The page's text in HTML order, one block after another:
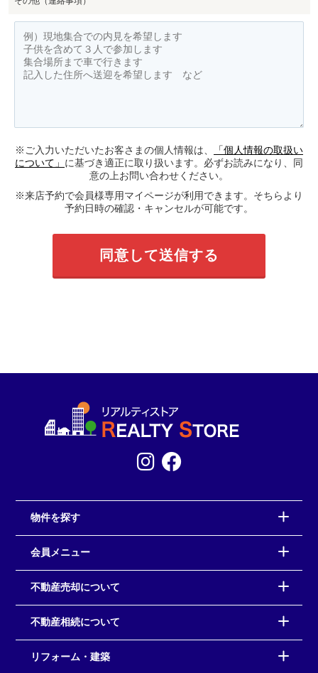
※ご入力いただいたお客さまの個人情報は、
「個人情報の取扱い
について」 に基づき適正に取り扱います。必ずお読みになり、同
意の上お問い合わせください。
※来店予約で会員様専用マイページが利用できます。そちらより
予約日時の確認・キャンセルが可能です。
物件を探す
会員メニュー
不動産売却について
不動産相続について
リフォーム・建築